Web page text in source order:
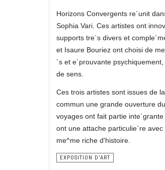
Horizons Convergents re´unit
Sophia Vari. Ces artistes ont
supports tre`s divers et
et Isaure Bouriez ont choisi de
´s et e´prouvante
de sens.
Ces trois artistes sont issues de
commun une grande ouverture
voyages ont fait partie
ont une attache particulie`re avec
me^me riche d'histoire.
EXPOSITION D'ART